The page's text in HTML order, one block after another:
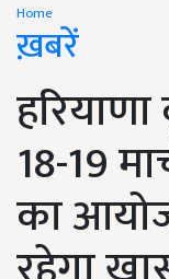
Home
ख़बरें
18-19
का